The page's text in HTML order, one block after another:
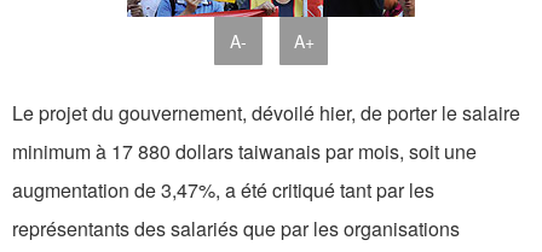
A- A+
Le projet du gouvernement, dévoilé hier, de porter le salaire
minimum à 17 880 dollars taiwanais par mois, soit une
augmentation de 3,47%, a été critiqué tant par les
représentants des salariés que par les organisations